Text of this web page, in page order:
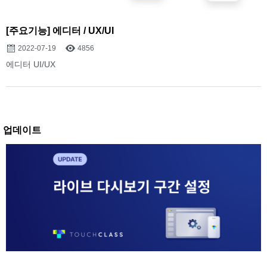
[주요기능] 에디터 / UX/UI
2022-07-19 4856
에디터 UI/UX
업데이트